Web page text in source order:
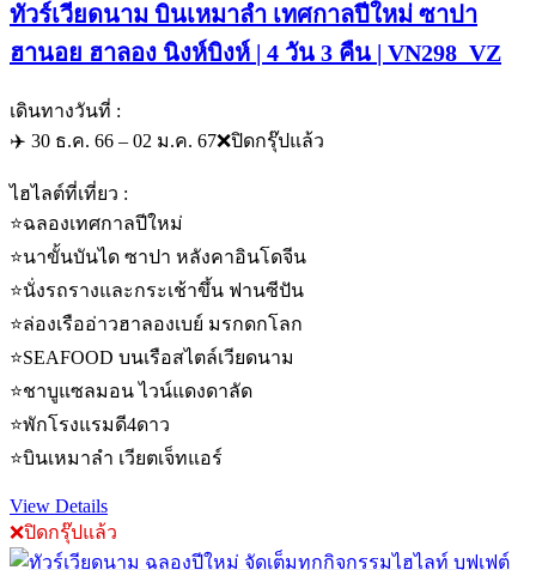
ทัวร์เวียดนาม บินเหมาลำ เทศกาลปีใหม่ ซาปา
ฮานอย ฮาลอง นิงห์บิงห์ | 4 วัน 3 คืน | VN298_VZ
เดินทางวันที่ :
✈️ 30 ธ.ค. 66 – 02 ม.ค. 67❌ปิดกรุ๊ปแล้ว
ไฮไลต์ที่เที่ยว :
⭐️ฉลองเทศกาลปีใหม่
⭐️นาขั้นบันได ซาปา หลังคาอินโดจีน
⭐️นั่งรถรางและกระเช้าขึ้น ฟานซีปัน
⭐️ล่องเรืออ่าวฮาลองเบย์ มรกดกโลก
⭐️SEAFOOD บนเรือสไตล์เวียดนาม
⭐️ชาบูแซลมอน ไวน์แดงดาลัด
⭐️พักโรงแรมดี4ดาว
⭐️บินเหมาลำ เวียตเจ็ทแอร์
View Details
❌ปิดกรุ๊ปแล้ว